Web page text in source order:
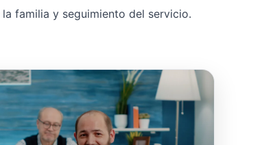
familia y seguimiento del servicio.